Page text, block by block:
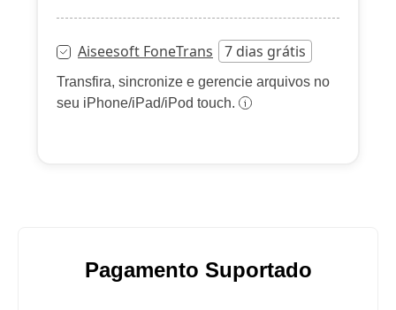
Aiseesoft FoneTrans 7 dias grátis
Transfira, sincronize e gerencie arquivos no
seu iPhone/iPad/iPod touch.
Pagamento Suportado